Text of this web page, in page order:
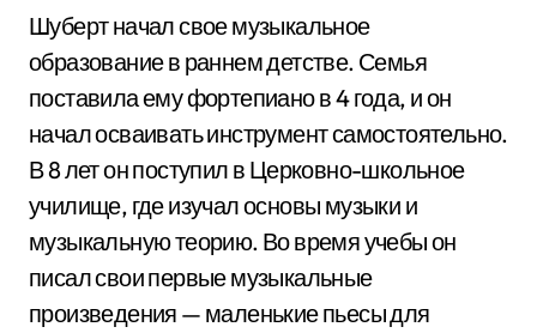
Шуберт начал свое музыкальное
образование в раннем детстве. Семья
поставила ему фортепиано в 4 года, и он
начал осваивать инструмент самостоятельно.
В 8 лет он поступил в Церковно-школьное
училище, где изучал основы музыки и
музыкальную теорию. Во время учебы он
писал свои первые музыкальные
произведения — маленькие пьесы для